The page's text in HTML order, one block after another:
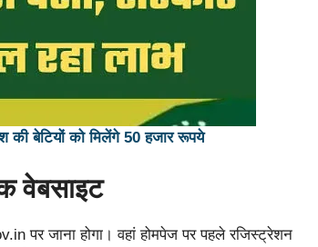
की बेटियों को मिलेंगे 50 हजार रूपये
वेबसाइट
पर जाना होगा। वहां होमपेज पर पहले रजिस्ट्रेशन